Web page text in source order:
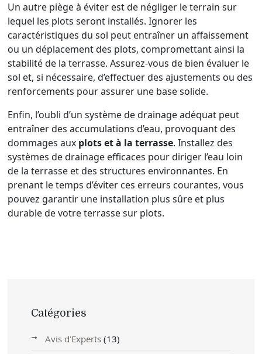
Un autre piège à éviter est de négliger le terrain sur
lequel les plots seront installés. Ignorer les
caractéristiques du sol peut entraîner un affaissement
ou un déplacement des plots, compromettant ainsi la
stabilité de la terrasse. Assurez-vous de bien évaluer le
sol et, si nécessaire, d’effectuer des ajustements ou des
renforcements pour assurer une base solide.
Enfin, l’oubli d’un système de drainage adéquat peut
entraîner des accumulations d’eau, provoquant des
dommages aux plots et à la terrasse. Installez des
systèmes de drainage efficaces pour diriger l’eau loin
de la terrasse et des structures environnantes. En
prenant le temps d’éviter ces erreurs courantes, vous
pouvez garantir une installation plus sûre et plus
durable de votre terrasse sur plots.
Catégories
Avis d'Experts (13)